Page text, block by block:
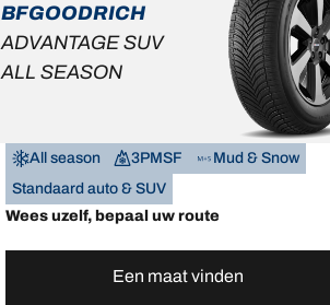
BFGOODRICH
ADVANTAGE SUV
ALL SEASON
All season 3PMSF
Mud & Snow
Standaard auto & SUV
Wees uzelf, bepaal uw route
Een maat vinden